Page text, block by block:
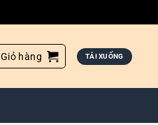
Giỏ hàng TẢI XUỐNG